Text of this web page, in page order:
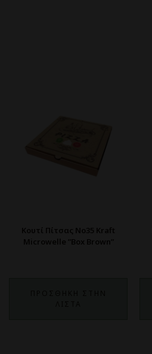
Κουτί Πίτσας Νο35 Kraft
Microwelle ”Box Brown”